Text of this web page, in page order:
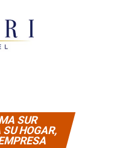
SUR
HOGAR,